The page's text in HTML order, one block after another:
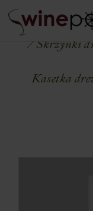
Home Shop
Skrzynki
Kasetka